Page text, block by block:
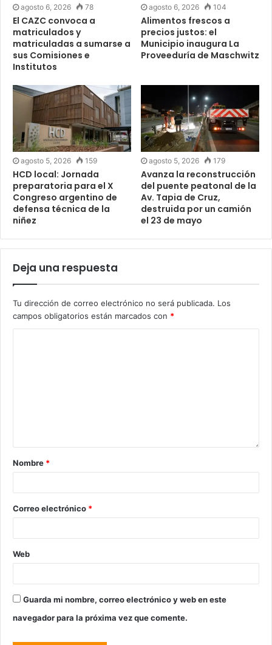
agosto 6, 2026 78
El CAZC convoca a
matriculados y
matriculadas a sumarse a
sus Comisiones e
Institutos
agosto 6, 2026 104
Alimentos frescos a
precios justos: el
Municipio inaugura La
Proveeduría de Maschwitz
agosto 5, 2026 159
HCD local: Jornada
preparatoria para el X
Congreso argentino de
defensa técnica de la
niñez
agosto 5, 2026 179
Avanza la reconstrucción
del puente peatonal de la
Av. Tapia de Cruz,
destruida por un camión
el 23 de mayo
Deja una respuesta
Tu dirección de correo electrónico no será publicada. Los
campos obligatorios están marcados con *
Nombre *
Correo electrónico *
Web
Guarda mi nombre, correo electrónico y web en este
navegador para la próxima vez que comente.